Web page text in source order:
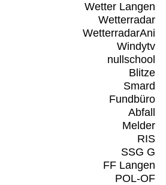
Wetter Langen
Wetterradar
WetterradarAni
Windytv
nullschool
Blitze
Smard
Fundbüro
Abfall
Melder
RIS
SSG G
FF Langen
POL-OF